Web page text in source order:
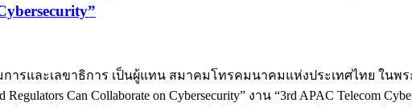
ารและเลขาธิการ เป็นผู้แทน สมาคมโทรคมนาคมแห่งประเทศไทย ในพร
Regulators Can Collaborate on Cybersecurity” งาน “3rd APAC